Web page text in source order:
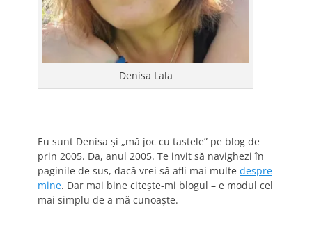
Denisa Lala
Eu sunt Denisa și „mă joc cu tastele” pe blog de
prin 2005. Da, anul 2005. Te invit să navighezi în
paginile de sus, dacă vrei să afli mai multe despre
mine. Dar mai bine citește-mi blogul – e modul cel
mai simplu de a mă cunoaște.